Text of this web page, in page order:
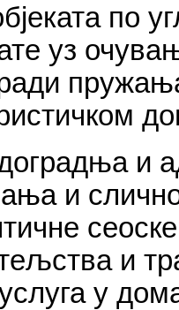
по
уз
и
и
и
у